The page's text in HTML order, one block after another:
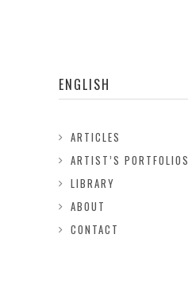
ENGLISH
ARTICLES
ARTIST’S PORTFOLIOS
LIBRARY
ABOUT
CONTACT